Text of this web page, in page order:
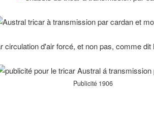
circulation d'air forcé, et non pas, comme
Publicité 1906